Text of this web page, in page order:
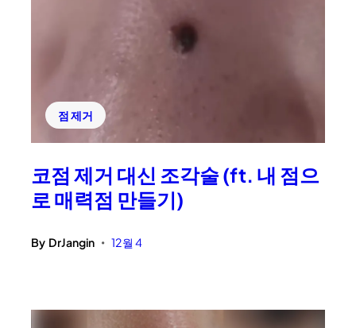
점 제거
코점 제거 대신 조각술 (ft. 내 점으
로 매력점 만들기)
By DrJangin • 12월 4